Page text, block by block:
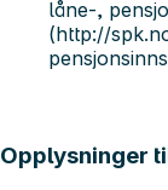
låne-,
(http://
Opplysninger